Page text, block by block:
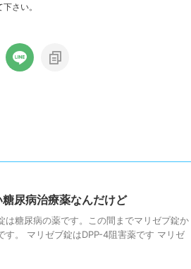
さい。
尿病治療薬なんだけど
糖尿病の薬です。この間までマリゼプ錠か
す。 マリゼブ錠はDPP-4阻害薬です マリゼ